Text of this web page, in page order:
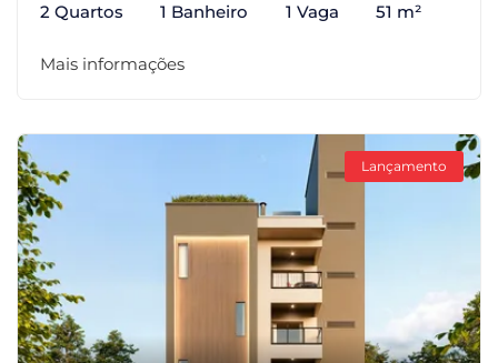
2 Quartos 1 Banheiro 1 Vaga 51 m²
Mais informações
Lançamento